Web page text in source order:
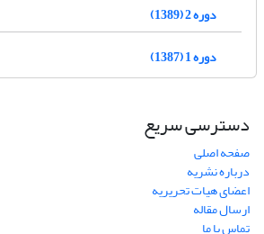
دوره 2 (1389)
دوره 1 (1387)
دسترسی سریع
صفحه اصلی
درباره نشریه
اعضای هیات تحریریه
ارسال مقاله
تماس با ما